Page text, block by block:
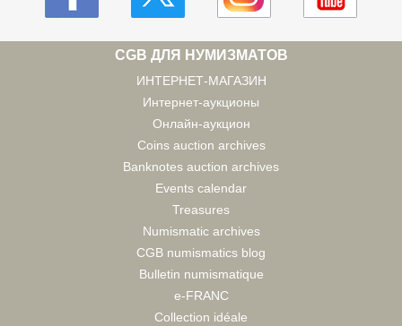
CGB ДЛЯ НУМИЗМАТОВ
ИНТЕРНЕТ-МАГАЗИН
Интернет-аукционы
Онлайн-аукцион
Coins auction archives
Banknotes auction archives
Events calendar
Treasures
Numismatic archives
CGB numismatics blog
Bulletin numismatique
e-FRANC
Collection idéale